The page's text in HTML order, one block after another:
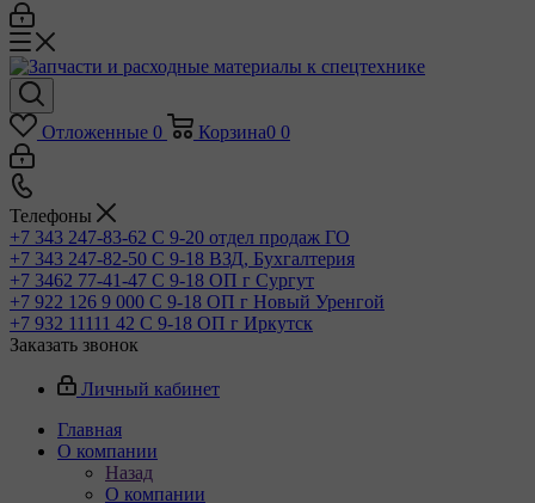
Отложенные 0 Корзина0 0
Телефоны
+7 343 247-83-62 С 9-20 отдел продаж ГО
+7 343 247-82-50 С 9-18 ВЗД, Бухгалтерия
+7 3462 77-41-47 С 9-18 ОП г Сургут
+7 922 126 9 000 С 9-18 ОП г Новый Уренгой
+7 932 11111 42 С 9-18 ОП г Иркутск
Заказать звонок
Личный кабинет
Главная
О компании
Назад
О компании